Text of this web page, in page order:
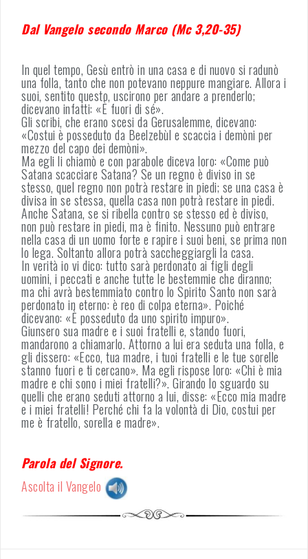
Dal Vangelo secondo Marco (Mc 3,20-35)
In quel tempo, Gesù entrò in una casa e di nuovo si radunò
una folla, tanto che non potevano neppure mangiare. Allora i
suoi, sentito questo, uscirono per andare a prenderlo;
dicevano infatti: «È fuori di sé».
Gli scribi, che erano scesi da Gerusalemme, dicevano:
«Costui è posseduto da Beelzebùl e scaccia i demòni per
mezzo del capo dei demòni».
Ma egli li chiamò e con parabole diceva loro: «Come può
Satana scacciare Satana? Se un regno è diviso in se
stesso, quel regno non potrà restare in piedi; se una casa è
divisa in se stessa, quella casa non potrà restare in piedi.
Anche Satana, se si ribella contro se stesso ed è diviso,
non può restare in piedi, ma è finito. Nessuno può entrare
nella casa di un uomo forte e rapire i suoi beni, se prima non
lo lega. Soltanto allora potrà saccheggiargli la casa.
In verità io vi dico: tutto sarà perdonato ai figli degli
uomini, i peccati e anche tutte le bestemmie che diranno;
ma chi avrà bestemmiato contro lo Spirito Santo non sarà
perdonato in eterno: è reo di colpa eterna». Poiché
dicevano: «È posseduto da uno spirito impuro».
Giunsero sua madre e i suoi fratelli e, stando fuori,
mandarono a chiamarlo. Attorno a lui era seduta una folla, e
gli dissero: «Ecco, tua madre, i tuoi fratelli e le tue sorelle
stanno fuori e ti cercano». Ma egli rispose loro: «Chi è mia
madre e chi sono i miei fratelli?». Girando lo sguardo su
quelli che erano seduti attorno a lui, disse: «Ecco mia madre
e i miei fratelli! Perché chi fa la volontà di Dio, costui per
me è fratello, sorella e madre».
Parola del Signore.
Ascolta il Vangelo